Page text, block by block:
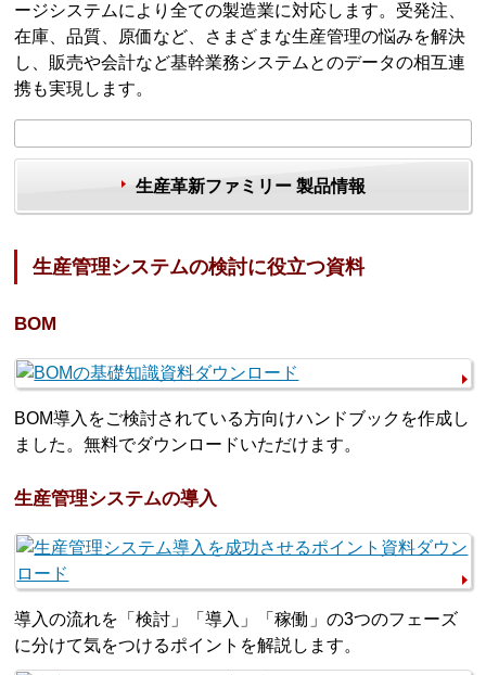
ージシステムにより全ての製造業に対応します。受発注、
在庫、品質、原価など、さまざまな生産管理の悩みを解決
し、販売や会計など基幹業務システムとのデータの相互連
携も実現します。
生産革新ファミリー 製品情報
生産管理システムの検討に役立つ資料
BOM
BOM導入をご検討されている方向けハンドブックを作成し
ました。無料でダウンロードいただけます。
生産管理システムの導入
導入の流れを「検討」「導入」「稼働」の3つのフェーズ
に分けて気をつけるポイントを解説します。